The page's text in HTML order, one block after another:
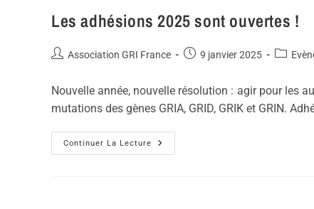
Les adhésions 2025 sont ouvertes !
Association GRI France 9 janvier 2025
Nouvelle année, nouvelle résolution : agir pour les
mutations des gènes GRIA, GRID, GRIK et GRIN.
Continuer La Lecture